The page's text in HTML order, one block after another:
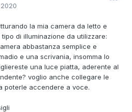
la mia camera da letto e
di illuminazione da utilizzare:
abbastanza semplice e
e una scrivania, insomma lo
una luce piatta, aderente al
voglio anche collegare le
poterle accendere a voce.